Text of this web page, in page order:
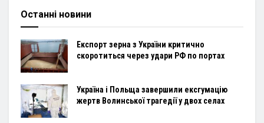
Останні новини
Експорт зерна з України критично
скоротиться через удари РФ по портах
Україна і Польща завершили ексгумацію
жертв Волинської трагедії у двох селах